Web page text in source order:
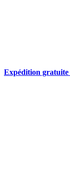
Expédition gratuite